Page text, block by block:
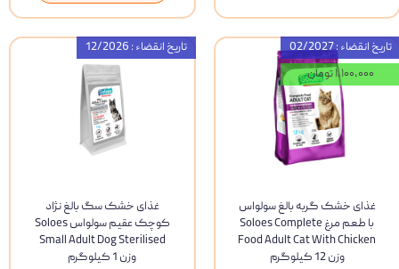
غذای خشک گربه بالغ سولواس
با طعم مرغ Soloes Complete
Food Adult Cat With Chicken
وزن 12 کیلوگرم
تاریخ انقضاء : 02/2027
۱,۱۰۰,۰۰۰ تومان
غذای خشک سگ بالغ نژاد
کوچک عقیم سولواس Soloes
Small Adult Dog Sterilised
وزن 1 کیلوگرم
تاریخ انقضاء : 12/2026